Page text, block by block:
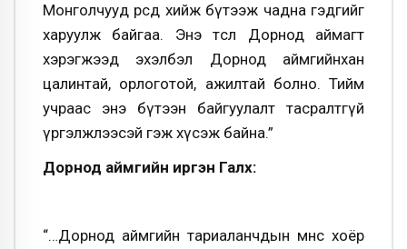
Монголчууд өөрсдөө хийж бүтээж чадна гэдгийг
харуулж байгаа. Энэ төсөл Дорнод аймагт
хэрэгжээд эхэлбэл Дорнод аймгийнхан
цалинтай, орлоготой, ажилтай болно. Тийм
учраас энэ бүтээн байгуулалт тасралтгүй
үргэлжлээсэй гэж хүсэж байна.”
Дорнод аймгийн иргэн Галхүү:
“…Дорнод аймгийн тариаланчдын өмнөөс хоёр